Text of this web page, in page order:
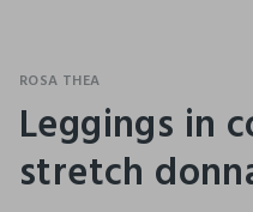
ROSA THEA
Leggings in
stretch